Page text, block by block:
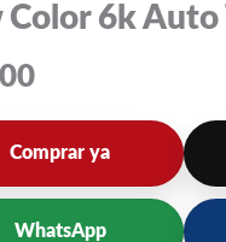
Color 6k Auto
Comprar ya
WhatsApp